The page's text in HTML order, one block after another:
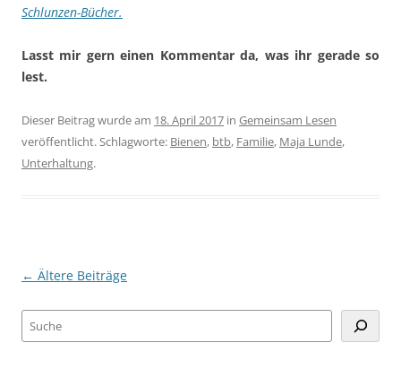
Schlunzen-Bücher.
Lasst mir gern einen Kommentar da, was ihr gerade so
lest.
Dieser Beitrag wurde am 18. April 2017 in Gemeinsam Lesen
veröffentlicht. Schlagworte: Bienen, btb, Familie, Maja Lunde,
Unterhaltung.
Beitragsnavigation
← Ältere Beiträge
Suchen